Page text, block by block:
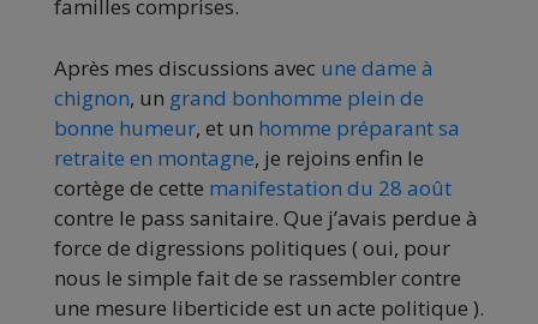
familles comprises.
Après mes discussions avec une dame à
chignon, un grand bonhomme plein de
bonne humeur, et un homme préparant sa
retraite en montagne, je rejoins enfin le
cortège de cette manifestation du 28 août
contre le pass sanitaire. Que j’avais perdue à
force de digressions politiques ( oui, pour
nous le simple fait de se rassembler contre
une mesure liberticide est un acte politique ).